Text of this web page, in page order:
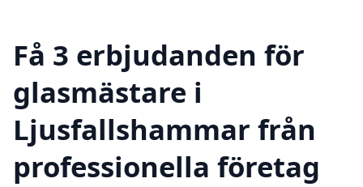
Få 3 erbjudanden för
glasmästare i
Ljusfallshammar från
professionella företag